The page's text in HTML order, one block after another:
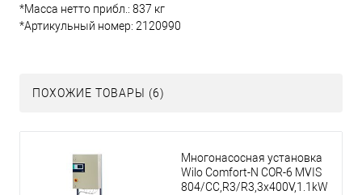
*Масса нетто прибл.: 837 кг
*Артикульный номер: 2120990
ПОХОЖИЕ ТОВАРЫ (6)
Многонасосная установка
Wilo Comfort-N COR-6 MVIS
804/CC,R3/R3,3x400V,1.1kW